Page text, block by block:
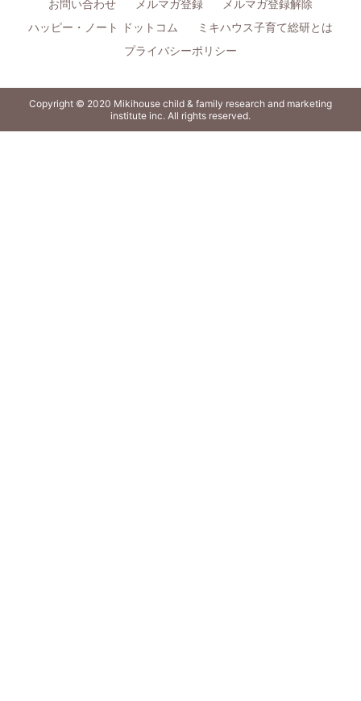
お問い合わせ メルマガ登録
メルマガ登録解除
ハッピー・ノート ドットコム
ミキハウス子育て総研とは
プライバシーポリシー
Copyright © 2020 Mikihouse child & family research and marketing
institute inc. All rights reserved.